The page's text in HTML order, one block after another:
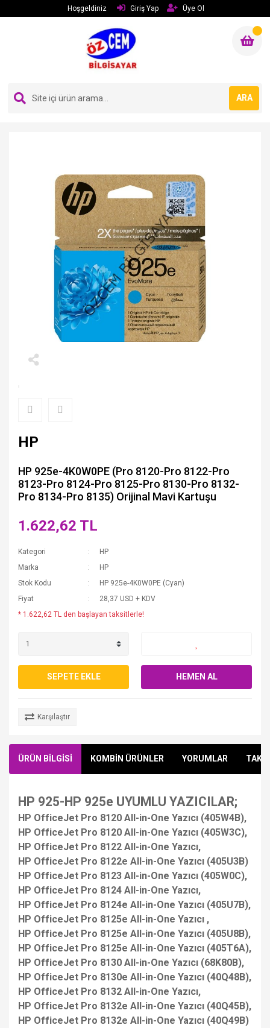
Hoşgeldiniz Giriş Yap Üye Ol
ARA
HP
HP 925e-4K0W0PE (Pro 8120-Pro 8122-Pro
8123-Pro 8124-Pro 8125-Pro 8130-Pro 8132-
Pro 8134-Pro 8135) Orijinal Mavi Kartuşu
1.622,62 TL
Kategori
HP
Marka
HP
Stok Kodu
HP 925e-4K0W0PE (Cyan)
Fiyat
28,37 USD + KDV
* 1.622,62 TL den başlayan taksitlerle!
SEPETE EKLE HEMEN AL
Karşılaştır
ÜRÜN BİLGİSİ KOMBİN ÜRÜNLER YORUMLAR
HP 925-HP 925e UYUMLU YAZICILAR;
HP OfficeJet Pro 8120 All-in-One Yazıcı (405W4B),
HP OfficeJet Pro 8120 All-in-One Yazıcı (405W3C),
HP OfficeJet Pro 8122 All-in-One Yazıcı,
HP OfficeJet Pro 8122e All-in-One Yazıcı (405U3B)
HP OfficeJet Pro 8123 All-in-One Yazıcı (405W0C),
HP OfficeJet Pro 8124 All-in-One Yazıcı,
HP OfficeJet Pro 8124e All-in-One Yazıcı (405U7B),
HP OfficeJet Pro 8125e All-in-One Yazıcı ,
HP OfficeJet Pro 8125e All-in-One Yazıcı (405U8B),
HP OfficeJet Pro 8125e All-in-One Yazıcı (405T6A),
HP OfficeJet Pro 8130 All-in-One Yazıcı (68K80B),
HP OfficeJet Pro 8130e All-in-One Yazıcı (40Q48B),
HP OfficeJet Pro 8132 All-in-One Yazıcı,
HP OfficeJet Pro 8132e All-in-One Yazıcı (40Q45B),
HP OfficeJet Pro 8132e All-in-One Yazıcı (40Q49B)